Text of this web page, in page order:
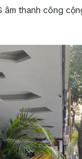
thanh công